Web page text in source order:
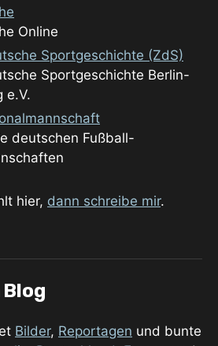
Online
Sportgeschichte (ZdS)
Sportgeschichte Berlin-
e.V.
deutschen Fußball-
hier, dann schreibe mir.
Bilder, Reportagen und bunte